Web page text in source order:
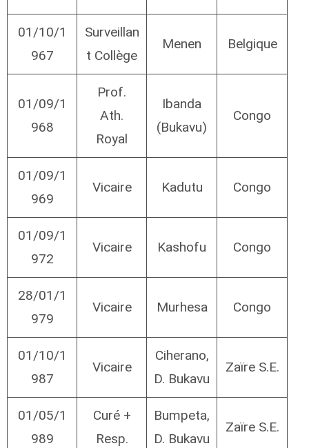
01/10/1
967
Surveillan
t Collège
Menen Belgique
01/09/1
968
Prof.
Ath.
Royal
Ibanda
(Bukavu)
Congo
01/09/1
969
Vicaire Kadutu Congo
01/09/1
972
Vicaire Kashofu Congo
28/01/1
979
Vicaire Murhesa Congo
01/10/1
987
Vicaire
Ciherano,
D. Bukavu
Zaïre S.E.
01/05/1
989
Curé +
Resp.
Bumpeta,
D. Bukavu
Zaïre S.E.